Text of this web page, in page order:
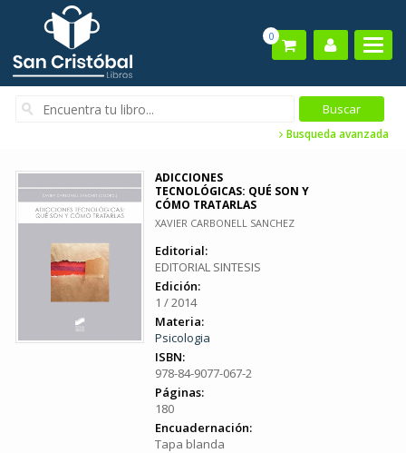
0
Busqueda avanzada
ADICCIONES
TECNOLÓGICAS: QUÉ SON Y
CÓMO TRATARLAS
XAVIER CARBONELL SANCHEZ
Editorial:
EDITORIAL SINTESIS
Edición:
1 / 2014
Materia:
Psicologia
ISBN:
978-84-9077-067-2
Páginas:
180
Encuadernación:
Tapa blanda